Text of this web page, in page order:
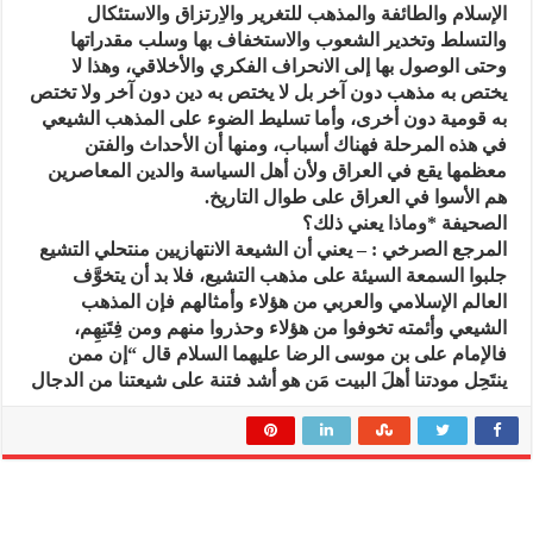
الإسلام والطائفة والمذهب للتغرير والاِرتزاق والاستئكال
والتسلط وتخدير الشعوب والاستخفاف بها وسلب مقدراتها
وحتى الوصول بها إلى الانحراف الفكري والأخلاقي، وهذا لا
يختص به مذهب دون آخر بل لا يختص به دين دون آخر ولا تختص
به قومية دون أخرى، وأما تسليط الضوء على المذهب الشيعي
في هذه المرحلة فهناك أسباب، ومنها أن الأحداث والفتن
معظمها يقع في العراق ولأن أهل السياسة والدين المعاصرين
هم الأسوا في العراق على طوال التاريخ.
الصحيفة *وماذا يعني ذلك؟
المرجع الصرخي : – يعني أن الشيعة الانتهازيين منتحلي التشيع
جلبوا السمعة السيئة على مذهب التشيع، فلا بد أن يتخوَّف
العالم الإسلامي والعربي من هؤلاء وأمثالهم فإن المذهب
الشيعي وأئمته تخوفوا من هؤلاء وحذروا منهم ومن فِتَنِهِم،
فالإمام على بن موسى الرضا عليهما السلام قال “إن ممن
ينتَحِل مودتنا أهلَ البيت مَن هو أشد فتنة على شيعتنا من الدجال